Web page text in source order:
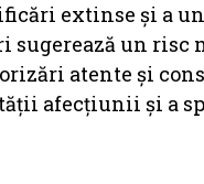
extinse și a
sugerează un risc
atente și
afecțiunii și a